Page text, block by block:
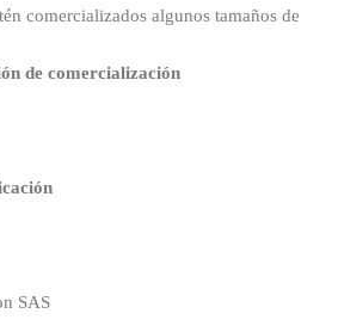
comercializados algunos tamaños de
de comercialización
SAS